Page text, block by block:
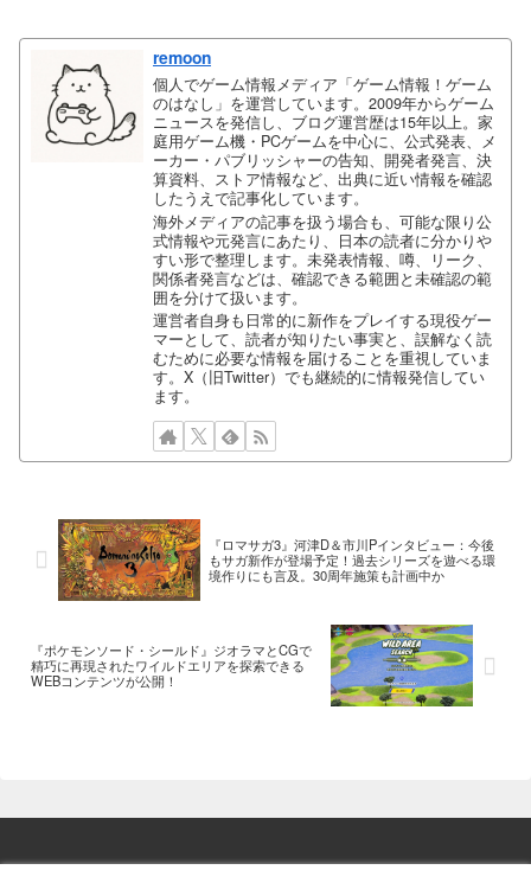
remoon
個人でゲーム情報メディア「ゲーム情報！ゲーム
のはなし」を運営しています。2009年からゲーム
ニュースを発信し、ブログ運営歴は15年以上。家
庭用ゲーム機・PCゲームを中心に、公式発表、メ
ーカー・パブリッシャーの告知、開発者発言、決
算資料、ストア情報など、出典に近い情報を確認
したうえで記事化しています。
海外メディアの記事を扱う場合も、可能な限り公
式情報や元発言にあたり、日本の読者に分かりや
すい形で整理します。未発表情報、噂、リーク、
関係者発言などは、確認できる範囲と未確認の範
囲を分けて扱います。
運営者自身も日常的に新作をプレイする現役ゲー
マーとして、読者が知りたい事実と、誤解なく読
むために必要な情報を届けることを重視していま
す。X（旧Twitter）でも継続的に情報発信してい
ます。
『ロマサガ3』河津D＆市川Pインタビュー：今後
もサガ新作が登場予定！過去シリーズを遊べる環
境作りにも言及。30周年施策も計画中か
『ポケモンソード・シールド』ジオラマとCGで
精巧に再現されたワイルドエリアを探索できる
WEBコンテンツが公開！